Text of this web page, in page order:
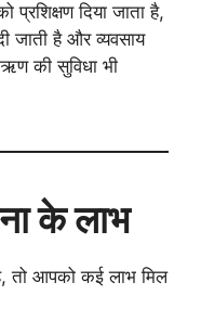
प्रशिक्षण दिया जाता है,
जाती है और व्यवसाय
ऋण की सुविधा भी
के लाभ
तो आपको कई लाभ मिल